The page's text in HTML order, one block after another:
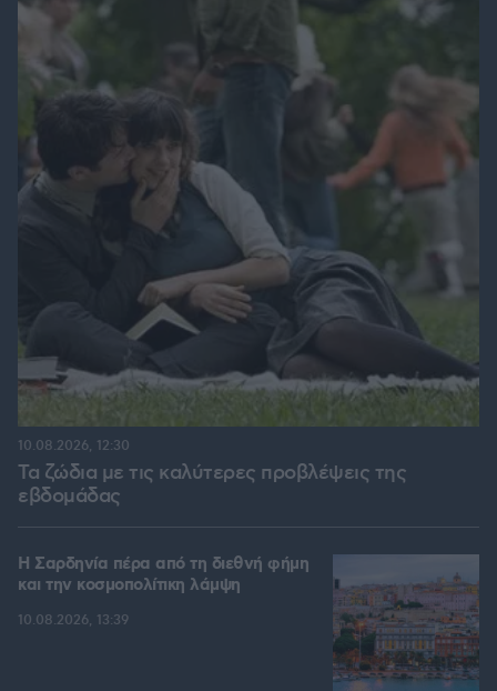
Τα ζώδια με τις καλύτερες προβλέψεις της
εβδομάδας
10.08.2026, 12:30
Η Σαρδηνία πέρα από τη διεθνή φήμη
και την κοσμοπολίτικη λάμψη
10.08.2026, 13:39